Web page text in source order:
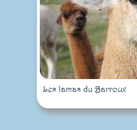
Les lamas du Barroux